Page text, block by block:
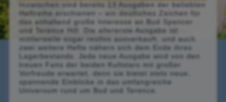
Inzwischen sind bereits 13 Ausgaben der beliebten
Heftreihe erschienen – ein deutliches Zeichen für
das anhaltend große Interesse an Bud Spencer
und Terence Hill. Die allererste Ausgabe ist
mittlerweile sogar restlos ausverkauft, und auch
zwei weitere Hefte nähern sich dem Ende ihres
Lagerbestands. Jede neue Ausgabe wird von den
treuen Fans der beiden Kultstars mit großer
Vorfreude erwartet, denn sie bietet stets neue,
spannende Einblicke in das umfangreiche
Universum rund um Bud und Terence.